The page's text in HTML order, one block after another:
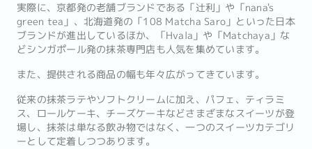
実際に、京都発の老舗ブランドである「辻利」や「nana's
green tea」、北海道発の「108 Matcha Saro」といった日本
ブランドが進出しているほか、「Hvala」や「Matchaya」な
どシンガポール発の抹茶専門店も人気を集めています。
また、提供される商品の幅も年々広がってきています。
従来の抹茶ラテやソフトクリームに加え、パフェ、ティラミ
ス、ロールケーキ、チーズケーキなどさまざまなスイーツが登
場し、抹茶は単なる飲み物ではなく、一つのスイーツカテゴリ
ーとして定着しつつあります。